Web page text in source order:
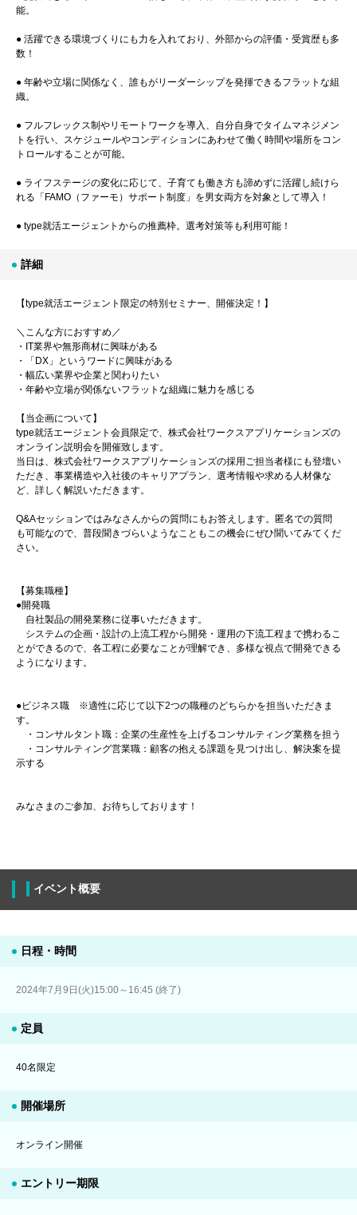
能。
● 活躍できる環境づくりにも力を入れており、外部からの評価・受賞歴も多
数！
● 年齢や立場に関係なく、誰もがリーダーシップを発揮できるフラットな組
織。
● フルフレックス制やリモートワークを導入、自分自身でタイムマネジメン
トを行い、スケジュールやコンディションにあわせて働く時間や場所をコン
トロールすることが可能。
● ライフステージの変化に応じて、子育ても働き方も諦めずに活躍し続けら
れる「FAMO（ファーモ）サポート制度」を男女両方を対象として導入！
● type就活エージェントからの推薦枠。選考対策等も利用可能！
詳細
【type就活エージェント限定の特別セミナー、開催決定！】
＼こんな方におすすめ／
・IT業界や無形商材に興味がある
・「DX」というワードに興味がある
・幅広い業界や企業と関わりたい
・年齢や立場が関係ないフラットな組織に魅力を感じる
【当企画について】
type就活エージェント会員限定で、株式会社ワークスアプリケーションズの
オンライン説明会を開催致します。
当日は、株式会社ワークスアプリケーションズの採用ご担当者様にも登壇い
ただき、事業構造や入社後のキャリアプラン、選考情報や求める人材像な
ど、詳しく解説いただきます。
Q&Aセッションではみなさんからの質問にもお答えします。匿名での質問
も可能なので、普段聞きづらいようなこともこの機会にぜひ聞いてみてくだ
さい。
【募集職種】
●開発職
自社製品の開発業務に従事いただきます。
システムの企画・設計の上流工程から開発・運用の下流工程まで携わるこ
とができるので、各工程に必要なことが理解でき、多様な視点で開発できる
ようになります。
●ビジネス職 ※適性に応じて以下2つの職種のどちらかを担当いただきま
す。
・コンサルタント職：企業の生産性を上げるコンサルティング業務を担う
・コンサルティング営業職：顧客の抱える課題を見つけ出し、解決案を提
示する
みなさまのご参加、お待ちしております！
イベント概要
日程・時間
2024年7月9日(火)15:00～16:45 (終了)
定員
40名限定
開催場所
オンライン開催
エントリー期限